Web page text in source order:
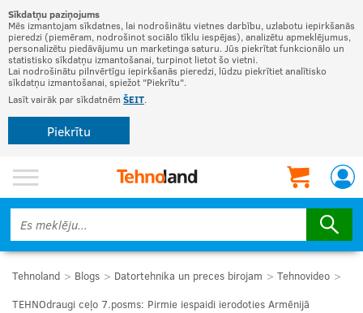
Sīkdatņu paziņojums
Mēs izmantojam sīkdatnes, lai nodrošinātu vietnes darbību, uzlabotu iepirkšanās
pieredzi (piemēram, nodrošinot sociālo tīklu iespējas), analizētu apmeklējumus,
personalizētu piedāvājumu un marketinga saturu. Jūs piekrītat funkcionālo un
statistisko sīkdatņu izmantošanai, turpinot lietot šo vietni.
Lai nodrošinātu pilnvērtīgu iepirkšanās pieredzi, lūdzu piekrītiet analītisko
sīkdatņu izmantošanai, spiežot "Piekrītu".
Lasīt vairāk par sīkdatnēm ŠEIT.
Piekrītu
Tehnoland Blogs Datortehnika un preces birojam
Tehnovideo
TEHNOdraugi ceļo 7.posms: Pirmie iespaidi ierodoties Armēnijā